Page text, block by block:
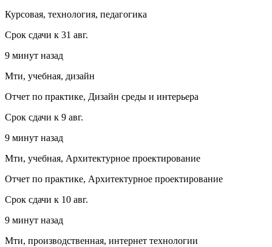
Курсовая, технология, педагогика
Срок сдачи к 31 авг.
9 минут назад
Мти, учебная, дизайн
Отчет по практике, Дизайн среды и интерьера
Срок сдачи к 9 авг.
9 минут назад
Мти, учебная, Архитектурное проектирование
Отчет по практике, Архитектурное проектирование
Срок сдачи к 10 авг.
9 минут назад
Мти, производственная, интернет технологии